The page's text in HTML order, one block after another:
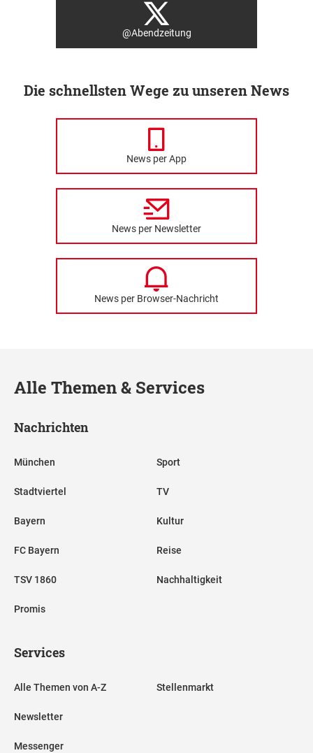
@Abendzeitung
Die schnellsten Wege zu unseren News
News per App
News per Newsletter
News per Browser-Nachricht
Alle Themen & Services
Nachrichten
München
Stadtviertel
Bayern
FC Bayern
TSV 1860
Promis
Sport
TV
Kultur
Reise
Nachhaltigkeit
Services
Alle Themen von A-Z
Newsletter
Messenger
Stellenmarkt